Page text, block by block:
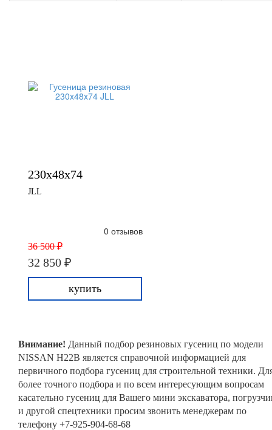
230x48x74
JLL
0 отзывов
36 500 ₽
32 850 ₽
купить
Внимание! Данный подбор резиновых гусениц по модели
NISSAN H22B является справочной информацией для
первичного подбора гусениц для строительной техники.
более точного подбора и по всем интересующим вопросам
касательно гусениц для Вашего мини экскаватора,
и другой спецтехники просим звонить менеджерам по
телефону +7-925-904-68-68